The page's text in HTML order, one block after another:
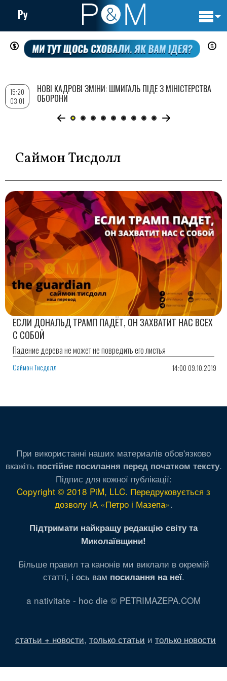
Перейти
до
вмісту
Ру
Саймон Тисдолл
ЕСЛИ ДОНАЛЬД ТРАМП ПАДЁТ, ОН ЗАХВАТИТ НАС ВСЕХ
С СОБОЙ
Падение дерева не может не повредить его листья
Саймон Тисдолл 14:00 09.10.2019
15:20
03.01
НОВІ КАДРОВІ ЗМІНИ: ШМИГАЛЬ ПІДЕ З МІНІСТЕРСТВА
ОБОРОНИ
При використанні наших материалів обов'язково
вкажіть постійне посилання перед початком тексту.
Підпис для кожної публікації:
Copyright © 2018 PiM, LLC. Передруковується з
дозволу ІА «Петро і Мазепа».
Підтримати найкращу редакцію світу та
Миколаївщини!
Більше правил та канонів ми виклали в окремій
статті, і ось вам посилання на неї.
a nativitate - hoc die © PETRIMAZEPA.COM
статьи + новости, только статьи и только новости